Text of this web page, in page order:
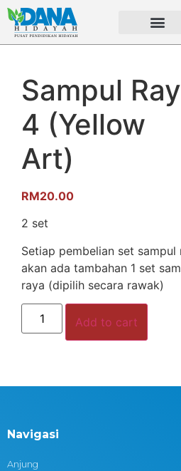
Sampul
4 (Yellow
Art)
RM20.00
2 set
Setiap pembelian set sampul
akan ada tambahan 1 set
raya (dipilih secara rawak)
Add to cart
Navigasi
Anjung